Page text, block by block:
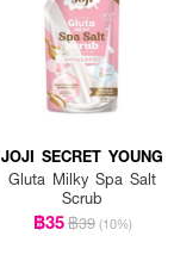
JOJI SECRET YOUNG
Gluta Milky Spa Salt
Scrub
฿35฿39 (10%)